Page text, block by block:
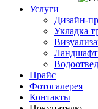
Услуги
Дизайн-
Укладка
Прайс
Фотогалерея
Контакты